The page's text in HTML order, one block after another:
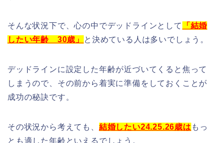
そんな状況下で、心の中でデッドラインとして
「結婚
したい年齢 30歳」
と決めている人は多いでしょう。
デッドラインに設定した年齢が近づいてくると焦って
しまうので、その前から着実に準備をしておくことが
成功の秘訣です。
その状況から考えても、 結婚したい24.25.26歳は もっ
とも適した年齢といえるでしょう。